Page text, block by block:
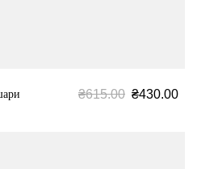
₴615.00 ₴430.00